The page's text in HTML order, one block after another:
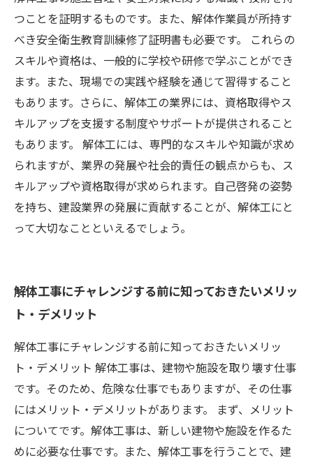
つことを証明するものです。また、解体作業員が所持す
べき安全衛生教育訓練修了証明書も必要です。 これらの
スキルや資格は、一般的に学校や研修で学ぶことができ
ます。また、現場での実践や経験を通じて習得すること
もあります。さらに、解体工の業界には、資格取得やス
キルアップを支援する制度やサポートが提供されること
もあります。 解体工には、専門的なスキルや知識が求め
られますが、業界の発展や社会的責任の観点からも、ス
キルアップや資格取得が求められます。自己啓発の姿勢
を持ち、建設業界の発展に貢献することが、解体工にと
って大切なことといえるでしょう。
解体工事にチャレンジする前に知っておきたいメリッ
ト・デメリット
解体工事にチャレンジする前に知っておきたいメリッ
ト・デメリット 解体工事は、建物や施設を取り壊す仕事
です。そのため、危険な仕事でもありますが、その仕事
にはメリット・デメリットがあります。 まず、メリット
についてです。解体工事は、新しい建物や施設を作るた
めに必要な仕事です。また、解体工事を行うことで、建